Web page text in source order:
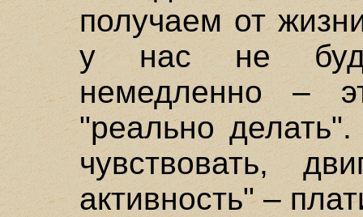
получаем от
у нас не
немедленно –
"реально
чувствовать,
активность" –